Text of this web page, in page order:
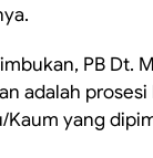
PB Dt.
adalah
yang